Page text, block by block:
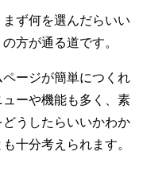
ず何を選んだらいい
方が通る道です。
ージが簡単につくれ
ーや機能も多く、素
うしたらいいかわか
十分考えられます。